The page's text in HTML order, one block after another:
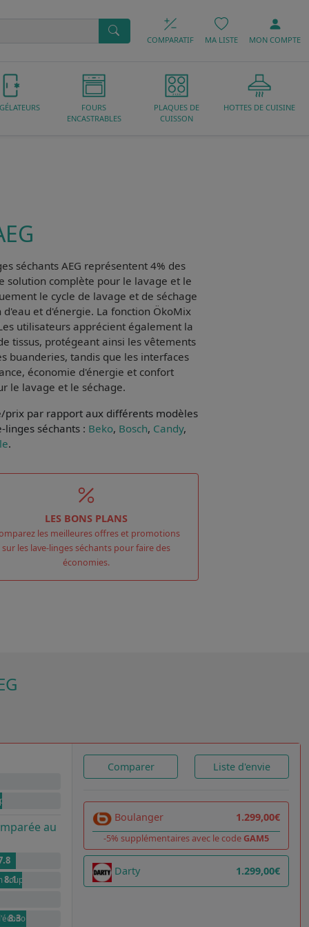
COMPARATIF MA LISTE MON COMPTE
FOURS
ENCASTRABLES
PLAQUES DE
CUISSON
HOTTES DE CUISINE
séchants AEG représentent 4% des
solution complète pour le lavage et le
le cycle de lavage et de séchage
et d'énergie. La fonction ÖkoMix
utilisateurs apprécient également la
tissus, protégeant ainsi les vêtements
buanderies, tandis que les interfaces
, économie d'énergie et confort
le lavage et le séchage.
prix par rapport aux différents modèles
séchants : Beko, Bosch, Candy,
.
LES BONS PLANS
les meilleures offres et promotions
sur les lave-linges séchants pour faire des
économies.
au
8.1
pour 100 cycles par rapport à G
8.3
Comparer Liste d'envie
Boulanger 1.299,00€
-5% supplémentaires avec le code GAM5
Darty 1.299,00€